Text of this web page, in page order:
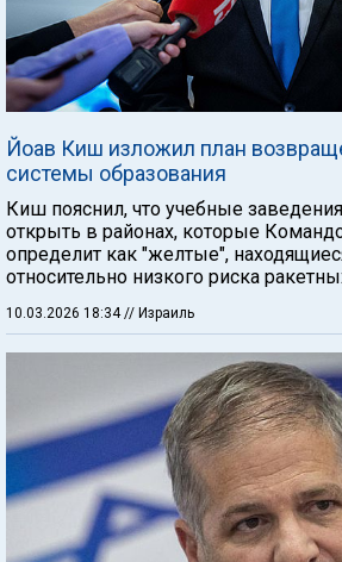
Йоав Киш изложил план
системы образования
Киш пояснил, что учебные
открыть в районах, которые
определит как "желтые",
относительно низкого риска
10.03.2026 18:34// Израиль